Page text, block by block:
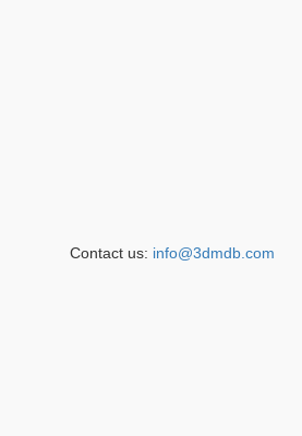
Contact us: info@3dmdb.com